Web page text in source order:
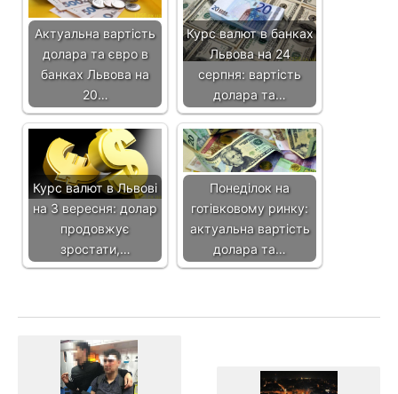
Актуальна вартість
долара та євро в
банках Львова на
20…
Курс валют в банках
Львова на 24
серпня: вартість
долара та…
Курс валют в Львові
на 3 вересня: долар
продовжує
зростати,…
Понеділок на
готівковому ринку:
актуальна вартість
долара та…